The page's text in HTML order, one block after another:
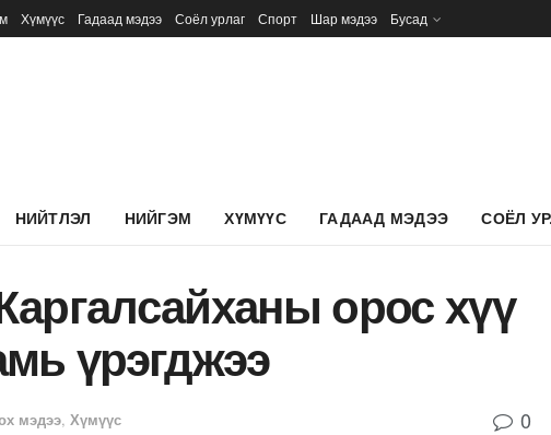
Хүмүүс Гадаад мэдээ Соёл урлаг Спорт Шар мэдээ Бусад
НИЙТЛЭЛ НИЙГЭМ ХҮМҮҮС ГАДААД МЭДЭЭ СОЁЛ
орос хүү
үрэгджээ
мэдээ, Хүмүүс 0